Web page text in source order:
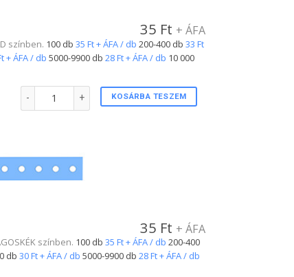
35 Ft + ÁFA
színben. 100 db 35 Ft + ÁFA / db 200-400 db 33 Ft
+ ÁFA / db 5000-9900 db 28 Ft + ÁFA / db 10 000
KOSÁRBA TESZEM
Plastic csuklópánt ZÖLD színben mennyiség
35 Ft + ÁFA
színben. 100 db 35 Ft + ÁFA / db 200-400
db 30 Ft + ÁFA / db 5000-9900 db 28 Ft + ÁFA / db